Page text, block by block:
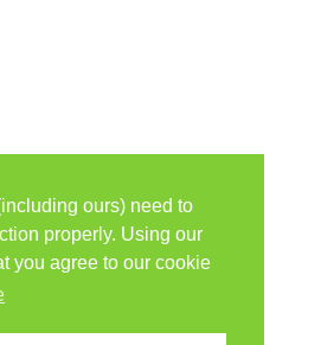
ours) need to
properly. Using our
you agree to our cookie